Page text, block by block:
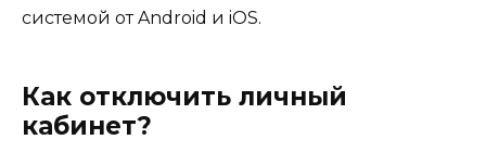
системой от Android и iOS.
Как отключить личный
кабинет?